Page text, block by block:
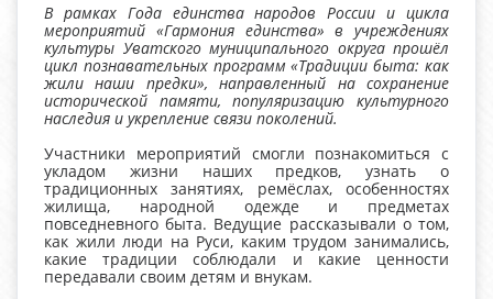
В рамках Года единства народов России и цикла
мероприятий «Гармония единства» в учреждениях
культуры Уватского муниципального округа прошёл
цикл познавательных программ «Традиции быта: как
жили наши предки», направленный на сохранение
исторической памяти, популяризацию культурного
наследия и укрепление связи поколений.
Участники мероприятий смогли познакомиться с
укладом жизни наших предков, узнать о
традиционных занятиях, ремёслах, особенностях
жилища, народной одежде и предметах
повседневного быта. Ведущие рассказывали о том,
как жили люди на Руси, каким трудом занимались,
какие традиции соблюдали и какие ценности
передавали своим детям и внукам.